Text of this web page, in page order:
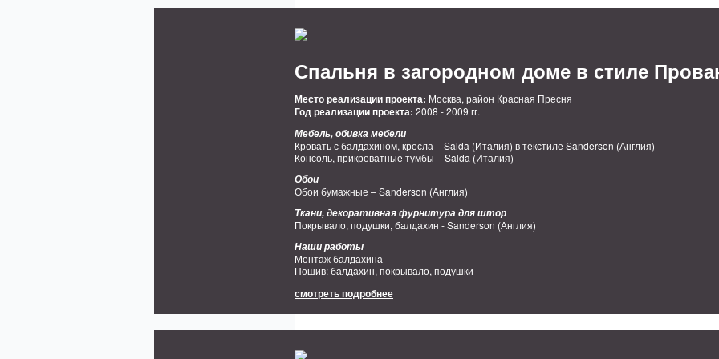
Спальня в загородном доме в стиле
Место реализации проекта: Москва, район Красная Пресня
Год реализации проекта: 2008 - 2009 гг.
Мебель, обивка мебели
Кровать с балдахином, кресла – Salda (Италия) в текстиле Sanderson (Англия)
Консоль, прикроватные тумбы – Salda (Италия)
Обои
Обои бумажные – Sanderson (Англия)
Ткани, декоративная фурнитура для штор
Покрывало, подушки, балдахин - Sanderson (Англия)
Наши работы
Монтаж балдахина
Пошив: балдахин, покрывало, подушки
смотреть подробнее